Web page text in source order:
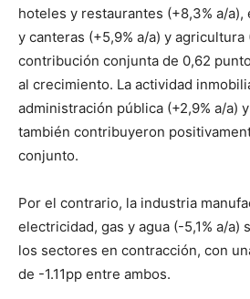
hoteles y restaurantes (+8,3% a/a),
y canteras (+5,9% a/a) y agricultura
contribución conjunta de 0,62
al crecimiento. La actividad
administración pública (+2,9% a/a)
también contribuyeron
conjunto.
Por el contrario, la industria
electricidad, gas y agua (-5,1% a/a)
los sectores en contracción, con
de -1.11pp entre ambos.